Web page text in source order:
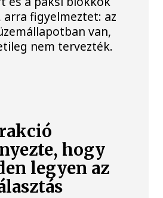
figyelmeztet: az
van,
nem tervezték.
hogy
legyen az